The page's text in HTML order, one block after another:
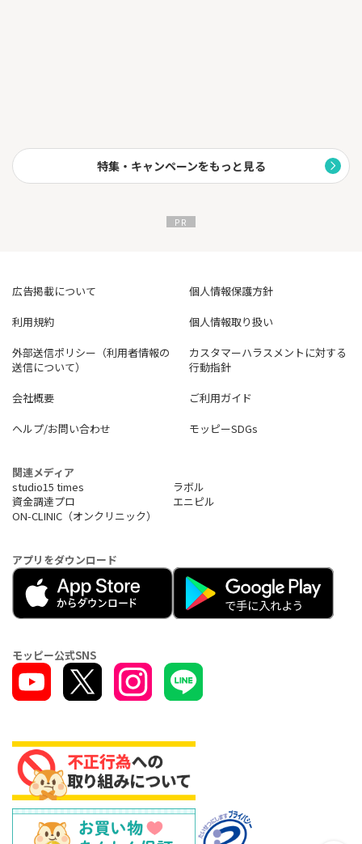
特集・キャンペーンをもっと見る
広告掲載について
個人情報保護方針
利用規約
個人情報取り扱い
外部送信ポリシー（利用者情報の
送信について）
カスタマーハラスメントに対する
行動指針
会社概要
ご利用ガイド
ヘルプ/お問い合わせ
モッピーSDGs
関連メディア
studio15 times
ラボル
資金調達プロ
エニピル
ON-CLINIC（オンクリニック）
アプリをダウンロード
モッピー公式SNS